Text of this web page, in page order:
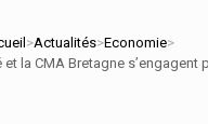
>Actualités>Economie>
et la CMA Bretagne s’engagent